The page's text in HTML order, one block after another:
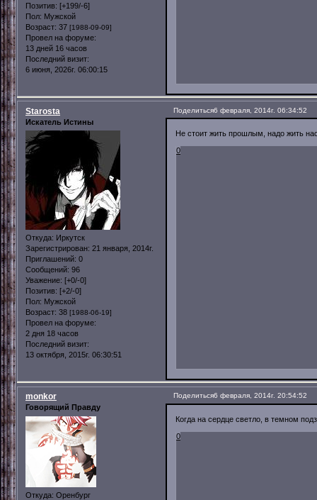
Позитив: [+199/-6]
Пол: Мужской
Возраст: 37 [1988-09-09]
Провел на форуме:
13 дней 16 часов
Последний визит:
6 июня, 2026г. 06:00:15
Поделиться6 февраля, 2014г. 06:34:52
Starosta
Искатель Истины
Откуда: Иркутск
Зарегистрирован: 21 января, 2014г.
Приглашений: 0
Сообщений: 96
Уважение: [+0/-0]
Позитив: [+2/-0]
Пол: Мужской
Возраст: 38 [1988-06-19]
Провел на форуме:
2 дня 18 часов
Последний визит:
13 октября, 2015г. 06:30:51
Не стоит жить прошлым, надо жить
0
Поделиться6 февраля, 2014г. 20:54:52
monkor
Говорящий Правду
Откуда: Оренбург
Когда на сердце светло, в темном
0